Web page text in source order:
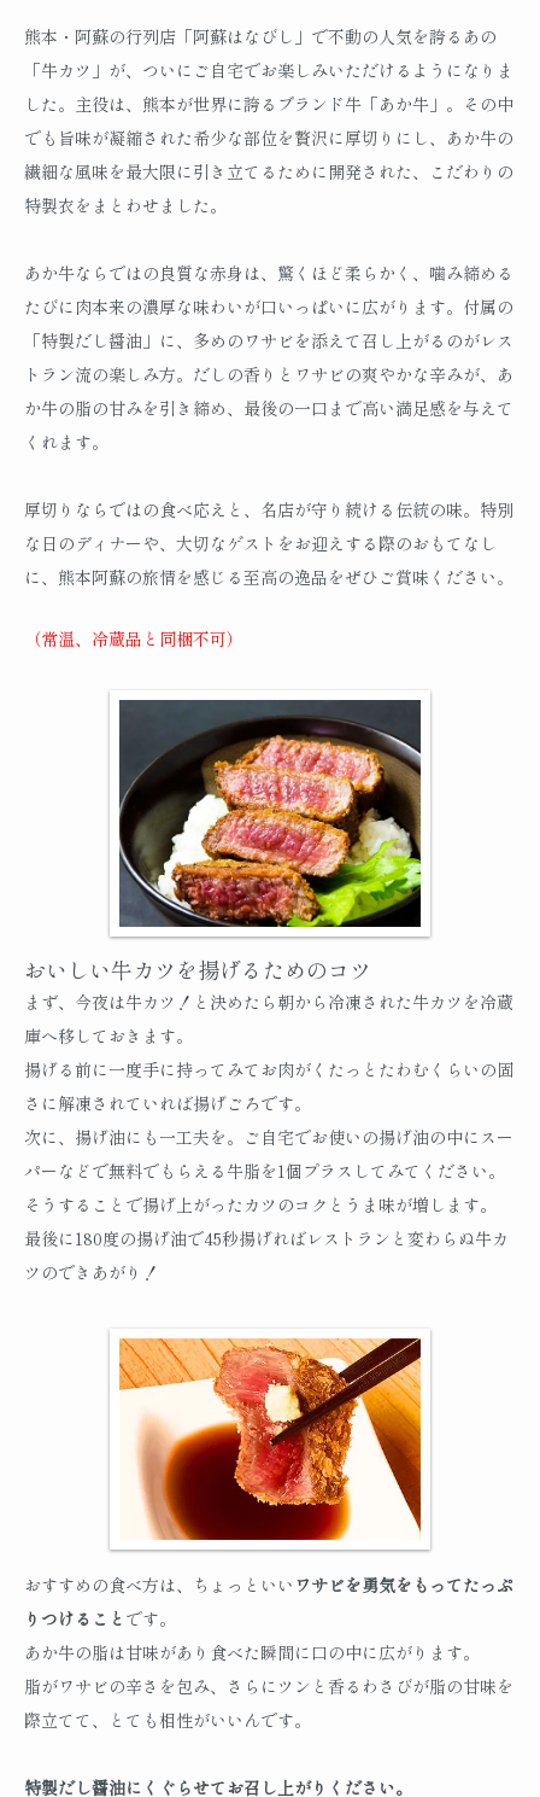
熊本・阿蘇の行列店「阿蘇はなびし」で不動の人気を誇るあの
「牛カツ」が、ついにご自宅でお楽しみいただけるようになりま
した。主役は、熊本が世界に誇るブランド牛「あか牛」。その中
でも旨味が凝縮された希少な部位を贅沢に厚切りにし、あか牛の
繊細な風味を最大限に引き立てるために開発された、こだわりの
特製衣をまとわせました。
あか牛ならではの良質な赤身は、驚くほど柔らかく、噛み締める
たびに肉本来の濃厚な味わいが口いっぱいに広がります。付属の
「特製だし醤油」に、多めのワサビを添えて召し上がるのがレス
トラン流の楽しみ方。だしの香りとワサビの爽やかな辛みが、あ
か牛の脂の甘みを引き締め、最後の一口まで高い満足感を与えて
くれます。
厚切りならではの食べ応えと、名店が守り続ける伝統の味。特別
な日のディナーや、大切なゲストをお迎えする際のおもてなし
に、熊本阿蘇の旅情を感じる至高の逸品をぜひご賞味ください。
（常温、冷蔵品と同梱不可）
おいしい牛カツを揚げるためのコツ
まず、今夜は牛カツ！と決めたら朝から冷凍された牛カツを冷蔵
庫へ移しておきます。
揚げる前に一度手に持ってみてお肉がくたっとたわむくらいの固
さに解凍されていれば揚げごろです。
次に、揚げ油にも一工夫を。ご自宅でお使いの揚げ油の中にスー
パーなどで無料でもらえる牛脂を1個プラスしてみてください。
そうすることで揚げ上がったカツのコクとうま味が増します。
最後に180度の揚げ油で45秒揚げればレストランと変わらぬ牛カ
ツのできあがり！
おすすめの食べ方は、ちょっといい ワサビを勇気をもってたっぷ
りつけること です。
あか牛の脂は甘味があり食べた瞬間に口の中に広がります。
脂がワサビの辛さを包み、さらにツンと香るわさびが脂の甘味を
際立てて、とても相性がいいんです。
特製だし醤油にくぐらせてお召し上がりください。